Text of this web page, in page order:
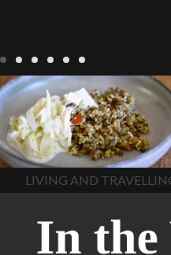
Notre cuisine
agriculture-
vendee comment cuisiner
les lentilles vertes cuisine-
vendue
cuisiner en France
cuisiner-avec-des-
ingrédients-vendus
cultures-vendues-lentilles la
cuisine au printemps la
cuisine avec les lentilles la
en vacances
lentilles vertes
lentilles vertes et boulgour
In The Vendee